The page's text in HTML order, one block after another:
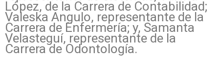
López, de la Carrera de Contabilidad;
Valeska Angulo, representante de la
Carrera de Enfermería; y, Samanta
Velasteguí, representante de la
Carrera de Odontología.